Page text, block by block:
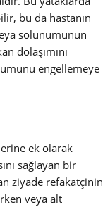
bu da hastanın
solunumunun
dolaşımını
engellemeye
ek olarak
sağlayan bir
ziyade refakatçinin
veya alt